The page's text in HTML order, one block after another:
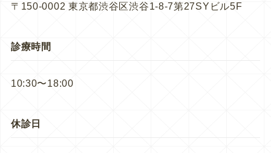
〒150-0002 東京都渋谷区渋谷1-8-7第27SYビル5F
診療時間
10:30〜18:00
休診日